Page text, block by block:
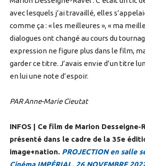
avec lesquels j’ai travaillé, elles
comme ça : « les meilleures », « ma
dialogues ont changé au cours du
expression ne figure plus dans le film,
garder ce titre. J’avais envie d’un titre
en lui une note d’espoir.
PAR Anne-Marie Cieutat
INFOS | Ce film de Marion Desseigne-
présenté dans le cadre de la 35e
image+nation. PROJECTION en salle